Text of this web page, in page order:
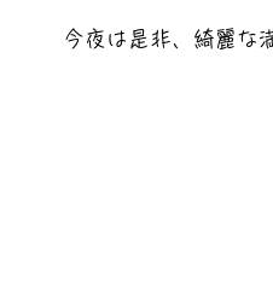
今夜は是非、綺麗な